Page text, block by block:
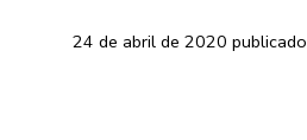
24 de abril de 2020 publicado